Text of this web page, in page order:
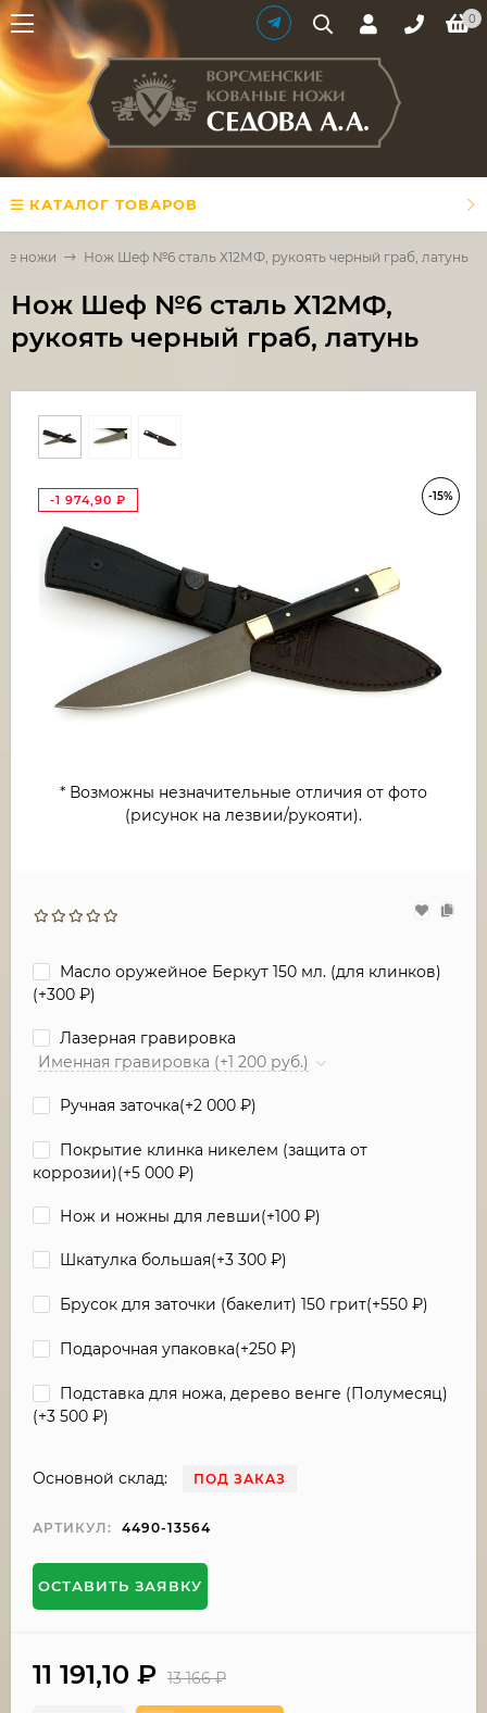
0
КАТАЛОГ ТОВАРОВ
ножи Нож Шеф №6 сталь Х12МФ, рукоять черный граб, латунь
Нож Шеф №6 сталь Х12МФ,
рукоять черный граб, латунь
-15%
-1 974,90 ₽
* Возможны незначительные отличия от фото
(рисунок на лезвии/рукояти).
Масло оружейное Беркут 150 мл. (для клинков)
(+300 ₽)
Лазерная гравировка
Именная гравировка (+1 200 руб.)
Ручная заточка(+2 000 ₽)
Покрытие клинка никелем (защита от
коррозии)(+5 000 ₽)
Нож и ножны для левши(+100 ₽)
Шкатулка большая(+3 300 ₽)
Брусок для заточки (бакелит) 150 грит(+550 ₽)
Подарочная упаковка(+250 ₽)
Подставка для ножа, дерево венге (Полумесяц)
(+3 500 ₽)
Основной склад: ПОД ЗАКАЗ
АРТИКУЛ: 4490-13564
ОСТАВИТЬ ЗАЯВКУ
11 191,10 ₽ 13 166₽